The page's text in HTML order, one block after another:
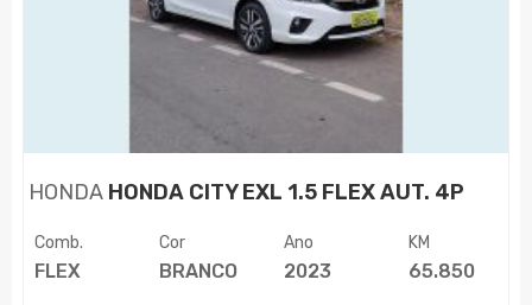
HONDA HONDA CITY EXL 1.5 FLEX AUT. 4P
Comb.
FLEX
Cor
BRANCO
Ano
2023
KM
65.850